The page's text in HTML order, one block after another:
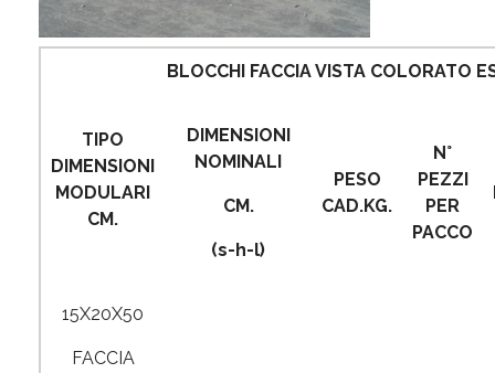
BLOCCHI FACCIA VISTA COLORATO
TIPO
DIMENSIONI
MODULARI
CM.
DIMENSIONI
NOMINALI
CM.
(s-h-l)
PESO
CAD.KG.
N°
PEZZI
PER
PACCO
15X20X50
FACCIA